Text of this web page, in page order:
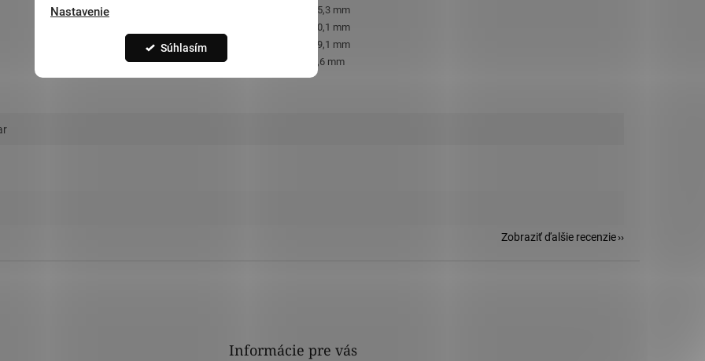
Nastavenie
Súhlasím
35,3 mm
30,1 mm
Šírka
19,1 mm
Hrúbka: 0,6 mm
Zobraziť ďalšie recenzie
Informácie pre vás